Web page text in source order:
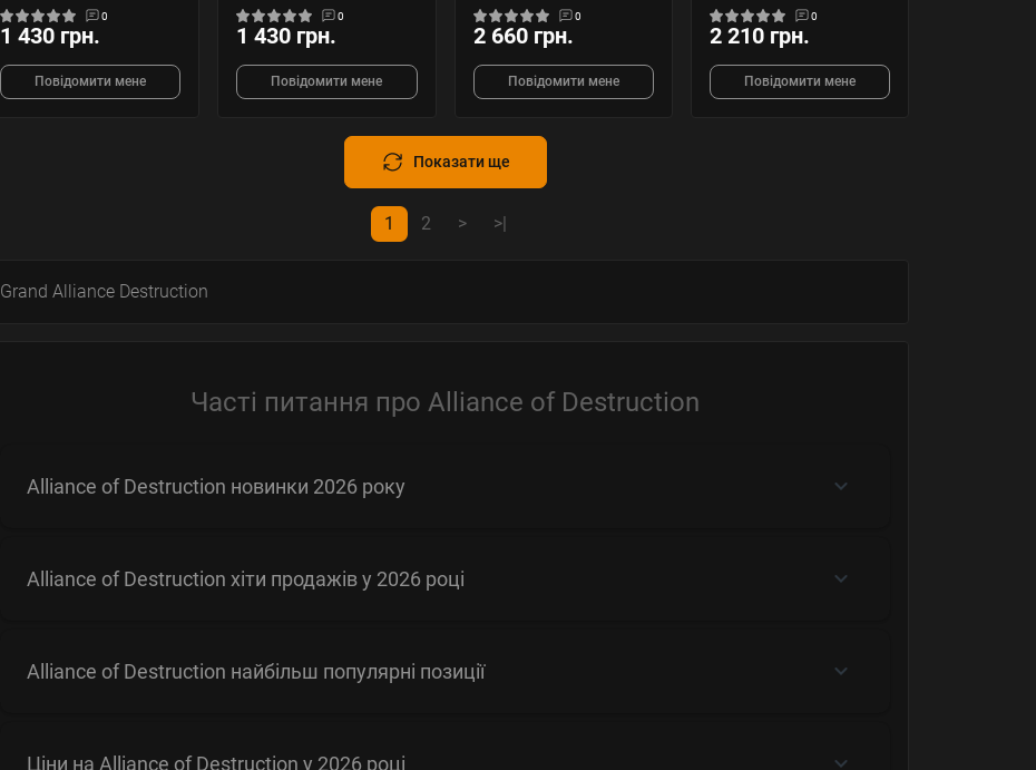
0
1 430 грн.
Повідомити мене
0
1 430 грн.
Повідомити мене
0
2 660 грн.
Повідомити мене
0
2 210 грн.
Повідомити мене
Показати ще
1 2 > >|
Grand Alliance Destruction
Часті питання про Alliance of Destruction
Alliance of Destruction новинки 2026 року
Alliance of Destruction хіти продажів у 2026 році
Alliance of Destruction найбільш популярні позиції
Ціни на Alliance of Destruction у 2026 році